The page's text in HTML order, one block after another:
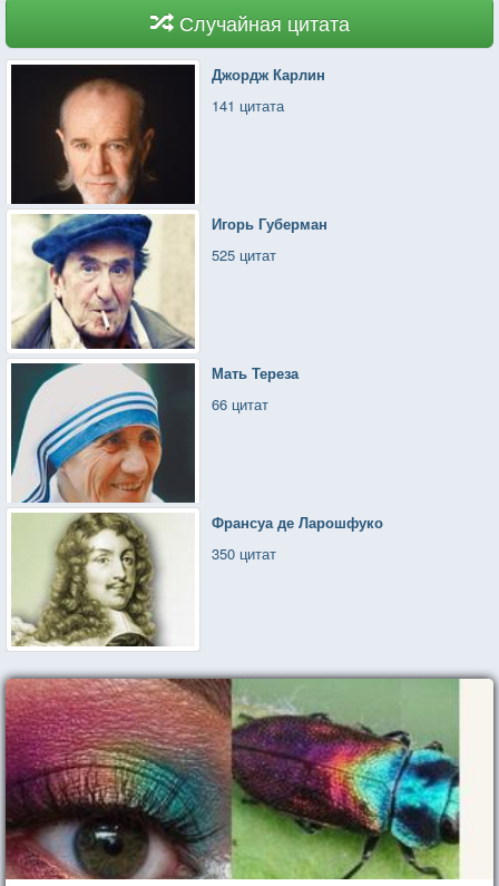
Случайная цитата
Джордж Карлин
141 цитата
Игорь Губерман
525 цитат
Мать Тереза
66 цитат
Франсуа де Ларошфуко
350 цитат